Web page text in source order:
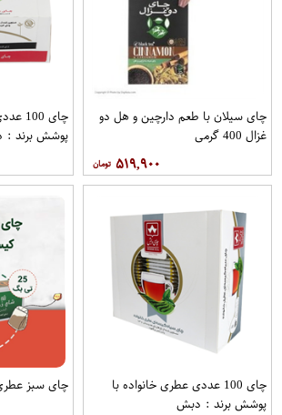
چای سیلان با طعم دارچین و هل دو
غزال 400 گرمی
۵۱۹,۹۰۰
چای
پوشش برند
چای 100 عددی عطری خانواده با
پوشش برند : دبش
چای سبز عطری 5+25 عددی